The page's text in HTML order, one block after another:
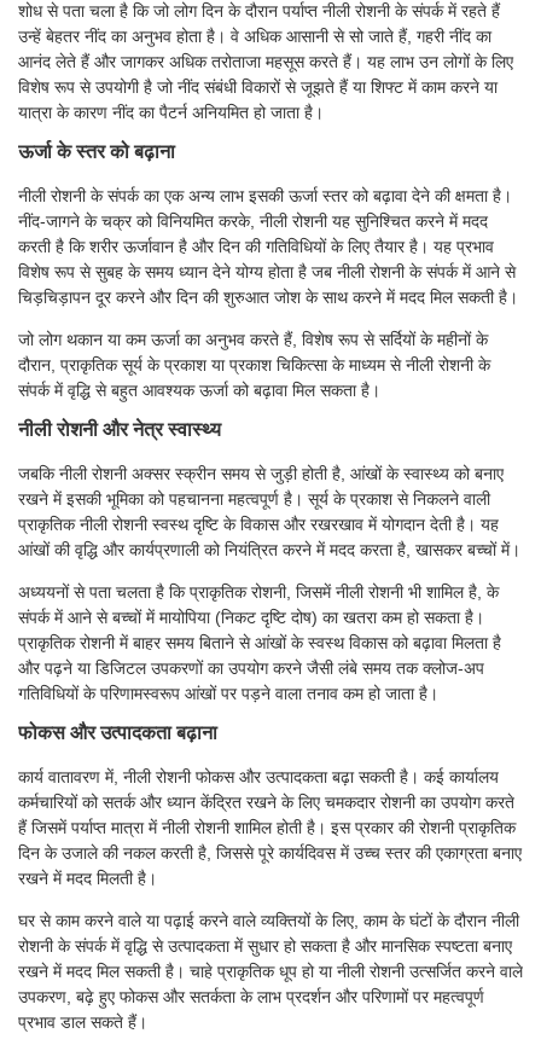
शोध से पता चला है कि जो लोग दिन के दौरान पर्याप्त नीली रोशनी के संपर्क में रहते हैं
उन्हें बेहतर नींद का अनुभव होता है। वे अधिक आसानी से सो जाते हैं, गहरी नींद का
आनंद लेते हैं और जागकर अधिक तरोताजा महसूस करते हैं। यह लाभ उन लोगों के लिए
विशेष रूप से उपयोगी है जो नींद संबंधी विकारों से जूझते हैं या शिफ्ट में काम करने या
यात्रा के कारण नींद का पैटर्न अनियमित हो जाता है।
ऊर्जा के स्तर को बढ़ाना
नीली रोशनी के संपर्क का एक अन्य लाभ इसकी ऊर्जा स्तर को बढ़ावा देने की क्षमता है।
नींद-जागने के चक्र को विनियमित करके, नीली रोशनी यह सुनिश्चित करने में मदद
करती है कि शरीर ऊर्जावान है और दिन की गतिविधियों के लिए तैयार है। यह प्रभाव
विशेष रूप से सुबह के समय ध्यान देने योग्य होता है जब नीली रोशनी के संपर्क में आने से
चिड़चिड़ापन दूर करने और दिन की शुरुआत जोश के साथ करने में मदद मिल सकती है।
जो लोग थकान या कम ऊर्जा का अनुभव करते हैं, विशेष रूप से सर्दियों के महीनों के
दौरान, प्राकृतिक सूर्य के प्रकाश या प्रकाश चिकित्सा के माध्यम से नीली रोशनी के
संपर्क में वृद्धि से बहुत आवश्यक ऊर्जा को बढ़ावा मिल सकता है।
नीली रोशनी और नेत्र स्वास्थ्य
जबकि नीली रोशनी अक्सर स्क्रीन समय से जुड़ी होती है, आंखों के स्वास्थ्य को बनाए
रखने में इसकी भूमिका को पहचानना महत्वपूर्ण है। सूर्य के प्रकाश से निकलने वाली
प्राकृतिक नीली रोशनी स्वस्थ दृष्टि के विकास और रखरखाव में योगदान देती है। यह
आंखों की वृद्धि और कार्यप्रणाली को नियंत्रित करने में मदद करता है, खासकर बच्चों में।
अध्ययनों से पता चलता है कि प्राकृतिक रोशनी, जिसमें नीली रोशनी भी शामिल है, के
संपर्क में आने से बच्चों में मायोपिया (निकट दृष्टि दोष) का खतरा कम हो सकता है।
प्राकृतिक रोशनी में बाहर समय बिताने से आंखों के स्वस्थ विकास को बढ़ावा मिलता है
और पढ़ने या डिजिटल उपकरणों का उपयोग करने जैसी लंबे समय तक क्लोज-अप
गतिविधियों के परिणामस्वरूप आंखों पर पड़ने वाला तनाव कम हो जाता है।
फोकस और उत्पादकता बढ़ाना
कार्य वातावरण में, नीली रोशनी फोकस और उत्पादकता बढ़ा सकती है। कई कार्यालय
कर्मचारियों को सतर्क और ध्यान केंद्रित रखने के लिए चमकदार रोशनी का उपयोग करते
हैं जिसमें पर्याप्त मात्रा में नीली रोशनी शामिल होती है। इस प्रकार की रोशनी प्राकृतिक
दिन के उजाले की नकल करती है, जिससे पूरे कार्यदिवस में उच्च स्तर की एकाग्रता बनाए
रखने में मदद मिलती है।
घर से काम करने वाले या पढ़ाई करने वाले व्यक्तियों के लिए, काम के घंटों के दौरान नीली
रोशनी के संपर्क में वृद्धि से उत्पादकता में सुधार हो सकता है और मानसिक स्पष्टता बनाए
रखने में मदद मिल सकती है। चाहे प्राकृतिक धूप हो या नीली रोशनी उत्सर्जित करने वाले
उपकरण, बढ़े हुए फोकस और सतर्कता के लाभ प्रदर्शन और परिणामों पर महत्वपूर्ण
प्रभाव डाल सकते हैं।